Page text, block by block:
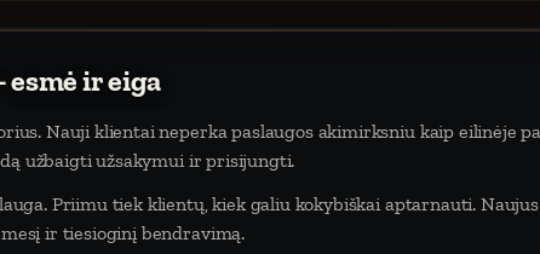
ir eiga
Nauji klientai neperka paslaugos akimirksniu kaip eilinėje
užbaigti užsakymui ir prisijungti.
Priimu tiek klientų, kiek galiu kokybiškai aptarnauti.
ir tiesioginį bendravimą.